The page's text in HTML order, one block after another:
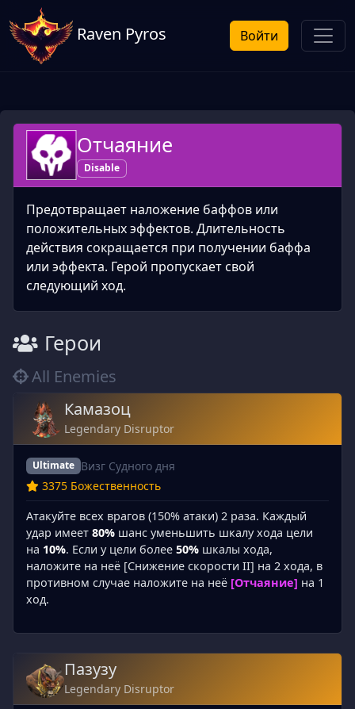
Raven Pyros Войти
Отчаяние
Disable
Предотвращает наложение баффов или
положительных эффектов. Длительность
действия сокращается при получении баффа
или эффекта. Герой пропускает свой
следующий ход.
Герои
All Enemies
Камазоц
Legendary Disruptor
Ultimate Визг Судного дня
3375 Божественность
Атакуйте всех врагов (150% атаки) 2 раза. Каждый
удар имеет 80% шанс уменьшить шкалу хода цели
на 10%. Если у цели более 50% шкалы хода,
наложите на неё [Снижение скорости II] на 2 хода, в
противном случае наложите на неё [Отчаяние] на 1
ход.
Пазузу
Legendary Disruptor